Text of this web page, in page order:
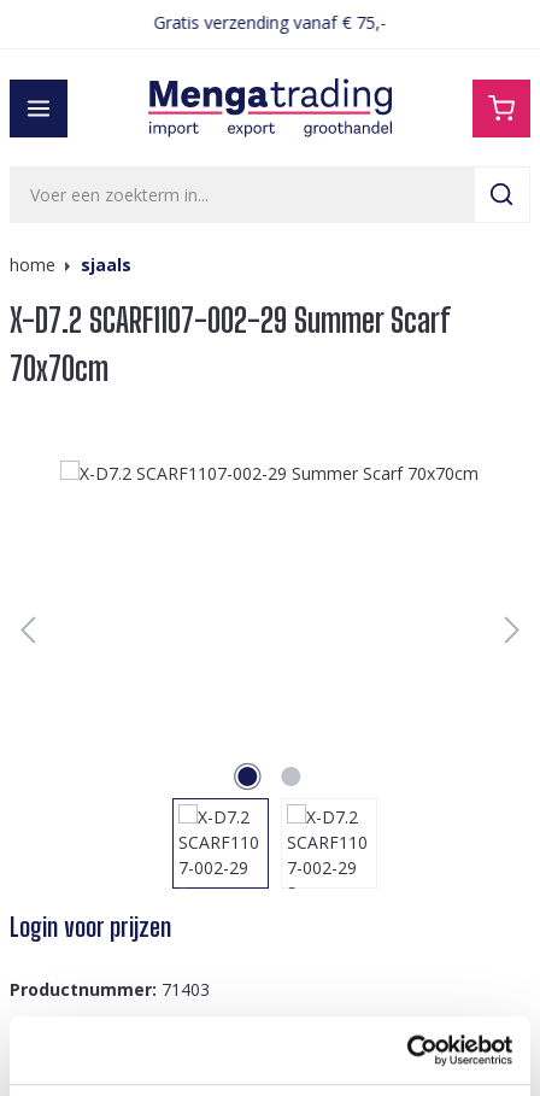
Gratis verzending vanaf € 75,-
home sjaals
X-D7.2 SCARF1107-002-29 Summer Scarf
70x70cm
Afbeeldingengalerij overslaan
Login voor prijzen
Productnummer: 71403